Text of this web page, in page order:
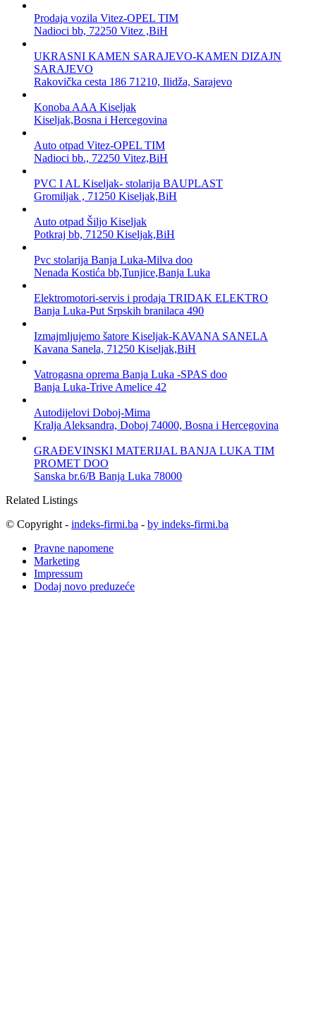
Prodaja vozila Vitez-OPEL TIM
Nadioci bb, 72250 Vitez ,BiH
UKRASNI KAMEN SARAJEVO-KAMEN DIZAJN
SARAJEVO
Rakovička cesta 186 71210, Ilidža, Sarajevo
Konoba AAA Kiseljak
Kiseljak,Bosna i Hercegovina
Auto otpad Vitez-OPEL TIM
Nadioci bb., 72250 Vitez,BiH
PVC I AL Kiseljak- stolarija BAUPLAST
Gromiljak , 71250 Kiseljak,BiH
Auto otpad Šiljo Kiseljak
Potkraj bb, 71250 Kiseljak,BiH
Pvc stolarija Banja Luka-Milva doo
Nenada Kostića bb,Tunjice,Banja Luka
Elektromotori-servis i prodaja TRIDAK ELEKTRO
Banja Luka-Put Srpskih branilaca 490
Izmajmljujemo šatore Kiseljak-KAVANA SANELA
Kavana Sanela, 71250 Kiseljak,BiH
Vatrogasna oprema Banja Luka -SPAS doo
Banja Luka-Trive Amelice 42
Autodijelovi Doboj-Mima
Kralja Aleksandra, Doboj 74000, Bosna i Hercegovina
GRAĐEVINSKI MATERIJAL BANJA LUKA TIM
PROMET DOO
Sanska br.6/B Banja Luka 78000
Related Listings
© Copyright - indeks-firmi.ba - by indeks-firmi.ba
Pravne napomene
Marketing
Impressum
Dodaj novo preduzeće